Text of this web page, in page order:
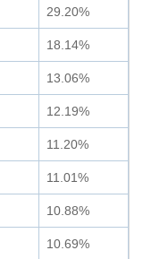
29.20%
18.14%
13.06%
12.19%
11.20%
11.01%
10.88%
10.69%